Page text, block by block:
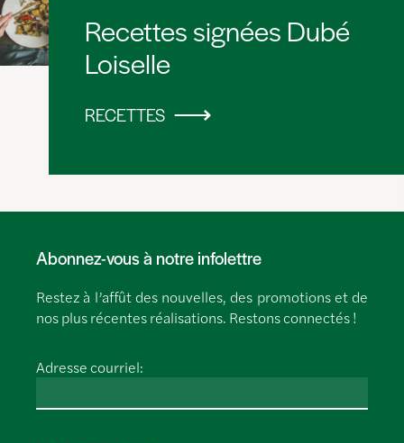
Recettes signées Dubé
Loiselle
RECETTES
Abonnez-vous à notre infolettre
Restez à l’affût des nouvelles, des promotions et de
nos plus récentes réalisations. Restons connectés !
Adresse courriel: